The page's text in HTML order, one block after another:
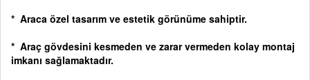
* Araca özel tasarım ve estetik görünüme sahiptir.
* Araç gövdesini kesmeden ve zarar vermeden kolay montaj
imkanı sağlamaktadır.